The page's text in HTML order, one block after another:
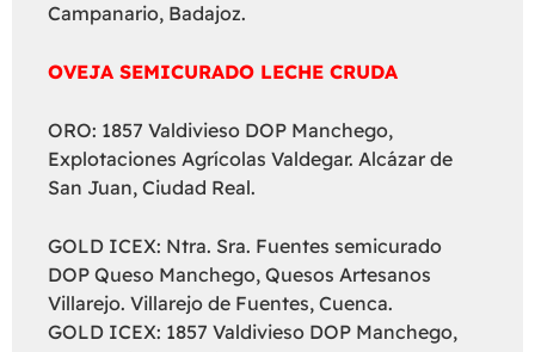
Campanario, Badajoz.
OVEJA SEMICURADO LECHE CRUDA
ORO: 1857 Valdivieso DOP Manchego,
Explotaciones Agrícolas Valdegar. Alcázar de
San Juan, Ciudad Real.
GOLD ICEX: Ntra. Sra. Fuentes semicurado
DOP Queso Manchego, Quesos Artesanos
Villarejo. Villarejo de Fuentes, Cuenca.
GOLD ICEX: 1857 Valdivieso DOP Manchego,